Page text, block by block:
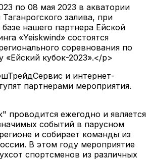
по 08 мая 2023 в акватории
залива, при
нашего партнера Ейской
«Yeiskwind» состоятся
соревнования по
«Ейский кубок-2023».</p>
и интернет-
партнерами мероприятия.
проводится ежегодно и является
событий в парусном
и собирает команды из
В этом году мероприятие
спортсменов из различных